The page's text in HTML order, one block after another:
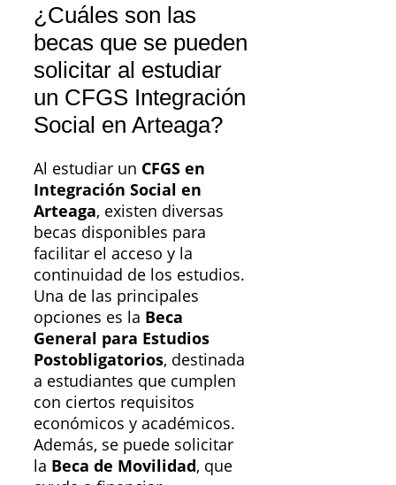
¿Cuáles son las
becas que se pueden
solicitar al estudiar
un CFGS Integración
Social en Arteaga?
Al estudiar un CFGS en
Integración Social en
Arteaga, existen diversas
becas disponibles para
facilitar el acceso y la
continuidad de los estudios.
Una de las principales
opciones es la Beca
General para Estudios
Postobligatorios, destinada
a estudiantes que cumplen
con ciertos requisitos
económicos y académicos.
Además, se puede solicitar
la Beca de Movilidad, que